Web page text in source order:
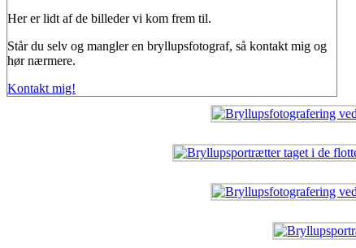
Her er lidt af de billeder vi kom frem til.
Står du selv og mangler en bryllupsfotograf, så kontakt mig og
hør nærmere.
Kontakt mig!